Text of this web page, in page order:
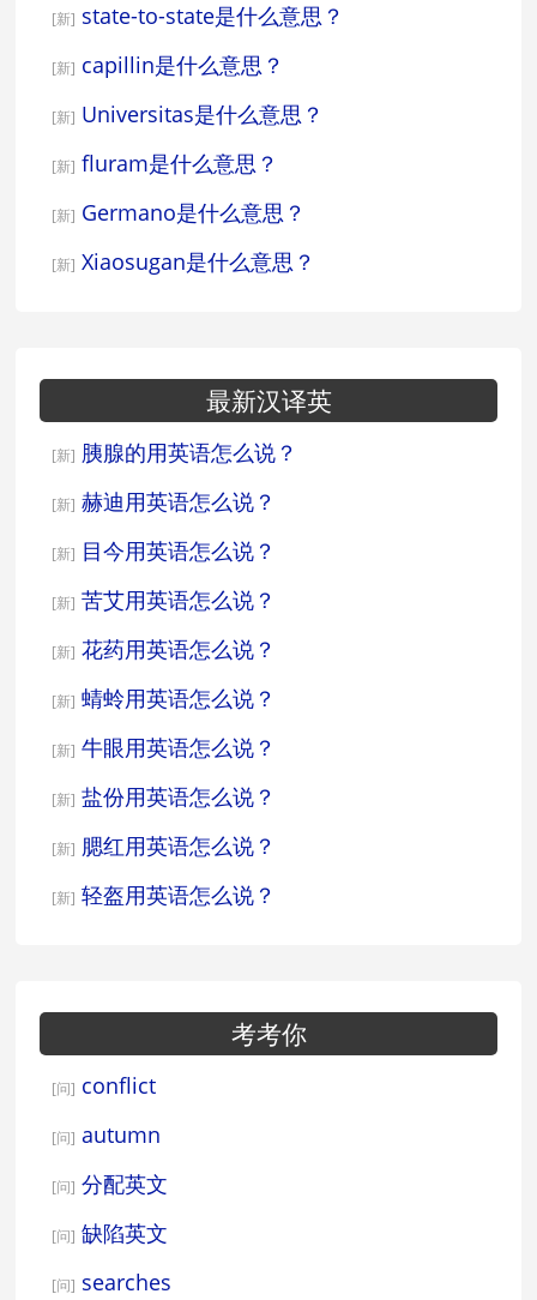
[新] state-to-state是什么意思？
[新] capillin是什么意思？
[新] Universitas是什么意思？
[新] fluram是什么意思？
[新] Germano是什么意思？
[新] Xiaosugan是什么意思？
最新汉译英
[新] 胰腺的用英语怎么说？
[新] 赫迪用英语怎么说？
[新] 目今用英语怎么说？
[新] 苦艾用英语怎么说？
[新] 花药用英语怎么说？
[新] 蜻蛉用英语怎么说？
[新] 牛眼用英语怎么说？
[新] 盐份用英语怎么说？
[新] 腮红用英语怎么说？
[新] 轻盔用英语怎么说？
考考你
[问] conflict
[问] autumn
[问] 分配英文
[问] 缺陷英文
[问] searches